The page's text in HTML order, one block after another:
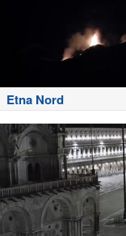
Etna Nord